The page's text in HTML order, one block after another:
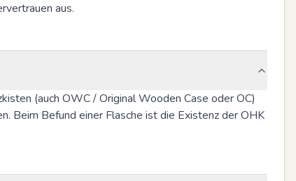
aus.
(auch OWC / Original Wooden Case oder OC)
Beim Befund einer Flasche ist die Existenz der OHK